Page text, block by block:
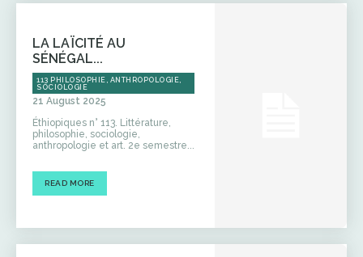
LA LAÏCITÉ AU
SÉNÉGAL...
113 PHILOSOPHIE, ANTHROPOLOGIE,
SOCIOLOGIE
21 August 2025
Éthiopiques n° 113. Littérature,
philosophie, sociologie,
anthropologie et art. 2e semestre...
READ MORE